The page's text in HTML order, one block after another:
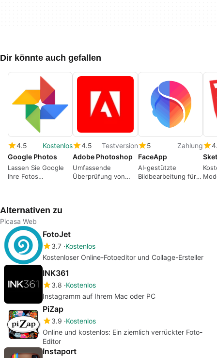
Dir könnte auch gefallen
4.5
Kostenlos
Google Photos
Lassen Sie Google
Ihre Fotos
4.5
Testversion
Adobe Photoshop
Umfassende
Überprüfung von
5
Zahlung
FaceApp
AI-gestützte
Bildbearbeitung für
Alternativen zu
Picasa Web
FotoJet
3.7 Kostenlos
Kostenloser Online-Fotoeditor und Collage-Ersteller
INK361
3.8 Kostenlos
Instagramm auf Ihrem Mac oder PC
PiZap
3.9 Kostenlos
Online und kostenlos: Ein ziemlich verrückter Foto-
Editor
Instaport